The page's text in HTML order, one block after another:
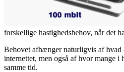
forskellige hastighedsbehov, når det
Behovet afhænger naturligvis af
internettet, men også af hvor mange i
samme tid.